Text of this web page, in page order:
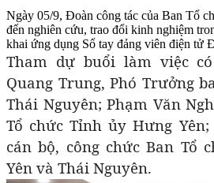
Ngày 05/9, Đoàn công tác của Ban Tổ
đến nghiên cứu, trao đổi kinh nghiệm
khai ứng dụng Sổ tay đảng viên điện tử
Tham dự buổi làm việc
Quang Trung, Phó Trưởng
Thái Nguyên; Phạm Văn
Tổ chức Tỉnh ủy Hưng
cán bộ, công chức Ban Tổ
Yên và Thái Nguyên.